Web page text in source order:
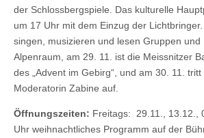
der Schlossbergspiele. Das kulturelle
um 17 Uhr mit dem Einzug der
singen, musizieren und lesen Gruppen und
Alpenraum, am 29. 11. ist die Meissnitzer
des „Advent im Gebirg“, und am 30. 11.
Moderatorin Zabine auf.
Öffnungszeiten: Freitags: 29.11., 13.12.,
Uhr weihnachtliches Programm auf der